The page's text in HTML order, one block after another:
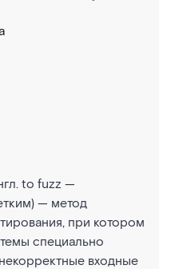
to fuzz —
— метод
при котором
специально
входные